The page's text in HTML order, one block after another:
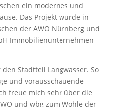
ein modernes und
Das Projekt wurde in
der AWO Nürnberg und
Immobilienunternehmen
Stadtteil Langwasser. So
und vorausschauende
freue mich sehr über die
und wbg zum Wohle der